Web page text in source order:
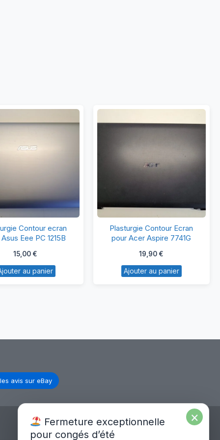
Contour
ecran
Asus
Contour ecran
Eee PC 1215B
15,00 €
au panier
Plasturgie
Contour
Ecran
Acer
Plasturgie Contour Ecran
pour Acer Aspire 7741G
19,90 €
Ajouter au panier
avis sur eBay
×
Fermeture exceptionnelle
pour congés d’été